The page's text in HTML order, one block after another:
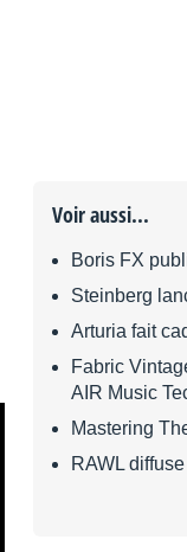
Voir aussi...
Boris FX
Steinberg
Arturia fait
Fabric
AIR Music
Mastering
RAWL